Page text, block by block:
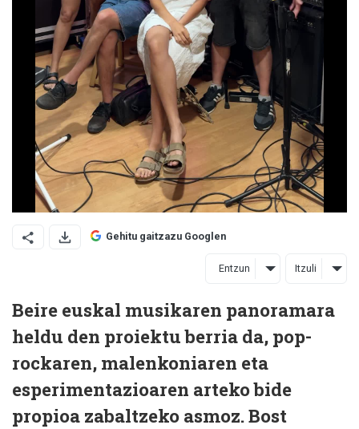
Gehitu gaitzazu Googlen
Entzun Itzuli
Beire euskal musikaren panoramara
heldu den proiektu berria da, pop-
rockaren, malenkoniaren eta
esperimentazioaren arteko bide
propioa zabaltzeko asmoz. Bost